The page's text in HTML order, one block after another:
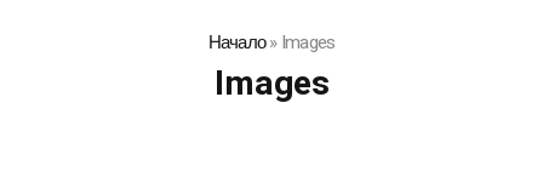
Начало»Images
Images